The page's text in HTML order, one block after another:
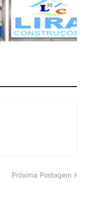
Próxima Postagem